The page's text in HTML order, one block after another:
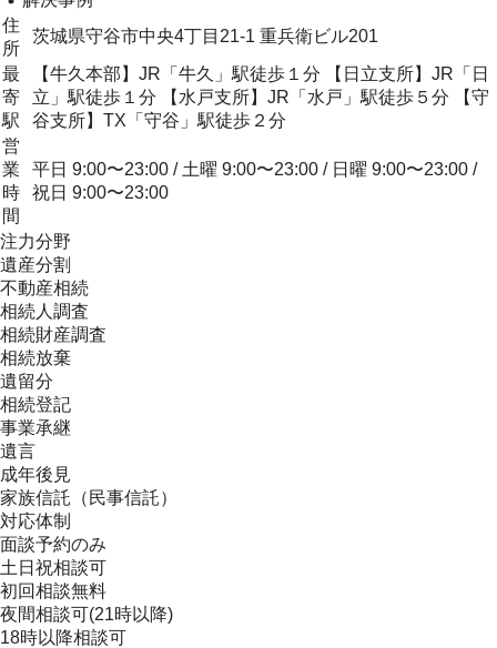
住
所
茨城県守谷市中央4丁目21-1 重兵衛ビル201
最
寄
駅
【牛久本部】JR「牛久」駅徒歩１分 【日立支所】JR「日
立」駅徒歩１分 【水戸支所】JR「水戸」駅徒歩５分 【守
谷支所】TX「守谷」駅徒歩２分
営
業
時
間
平日 9:00〜23:00 / 土曜 9:00〜23:00 / 日曜 9:00〜23:00 /
祝日 9:00〜23:00
注力分野
遺産分割
不動産相続
相続人調査
相続財産調査
相続放棄
遺留分
相続登記
事業承継
遺言
成年後見
家族信託（民事信託）
対応体制
面談予約のみ
土日祝相談可
初回相談無料
夜間相談可(21時以降)
18時以降相談可